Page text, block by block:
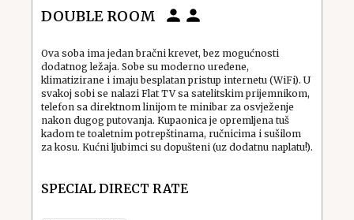
DOUBLE ROOM
Ova soba ima jedan bračni krevet, bez mogućnosti
dodatnog ležaja. Sobe su moderno uređene,
klimatizirane i imaju besplatan pristup internetu (WiFi). U
svakoj sobi se nalazi Flat TV sa satelitskim prijemnikom,
telefon sa direktnom linijom te minibar za osvježenje
nakon dugog putovanja. Kupaonica je opremljena tuš
kadom te toaletnim potrepštinama, ručnicima i sušilom
za kosu. Kućni ljubimci su dopušteni (uz dodatnu naplatu!).
SPECIAL DIRECT RATE